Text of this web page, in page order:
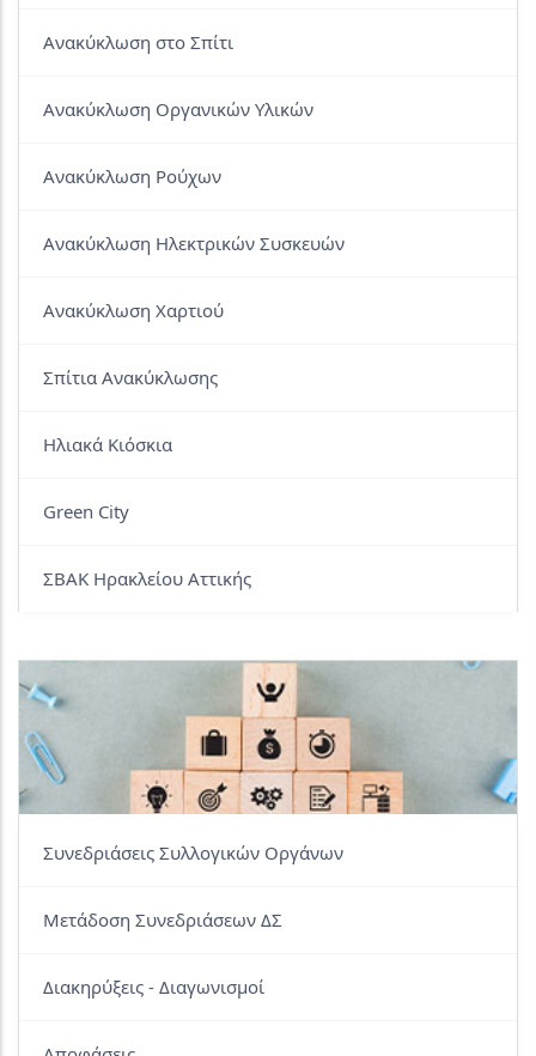
Ανακύκλωση στο Σπίτι
Ανακύκλωση Οργανικών Υλικών
Ανακύκλωση Ρούχων
Ανακύκλωση Ηλεκτρικών Συσκευών
Ανακύκλωση Χαρτιού
Σπίτια Ανακύκλωσης
Ηλιακά Κιόσκια
Green City
ΣΒΑΚ Ηρακλείου Αττικής
Συνεδριάσεις Συλλογικών Οργάνων
Μετάδοση Συνεδριάσεων ΔΣ
Διακηρύξεις - Διαγωνισμοί